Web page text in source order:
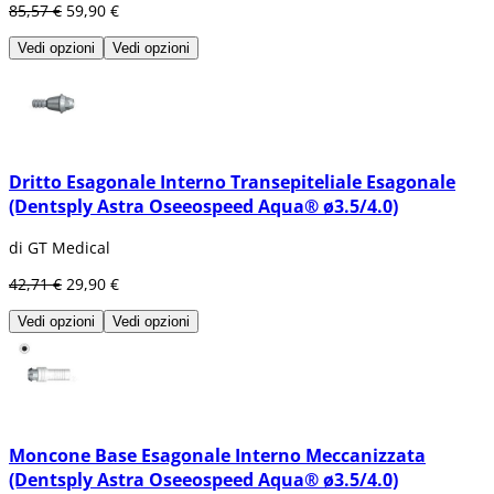
Subperiostali (iuxtaossei)
facciale, proprio sotto il tessuto gengivale. Per
questo motivo, ha la forma dell'osso, affinché
possa essere fissato adeguatamente.
hanno un'altezza ossea minima.
nelle ossa maxillo-facciali o nell'osso della
mandibola. Quando l'impianto è pronto e la
85,57 € 59,90 €
Vedi opzioni Vedi opzioni
Dritto Esagonale Interno Transepiteliale Esagonale
(Dentsply Astra Oseeospeed Aqua® ø3.5/4.0)
di GT Medical
42,71 € 29,90 €
Vedi opzioni Vedi opzioni
Moncone Base Esagonale Interno Meccanizzata
(Dentsply Astra Oseeospeed Aqua® ø3.5/4.0)